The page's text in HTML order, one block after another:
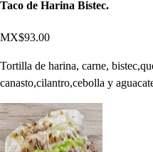
Taco de Harina Bistec.
MX$93.00
Tortilla de harina, carne,
canasto,cilantro,cebolla y